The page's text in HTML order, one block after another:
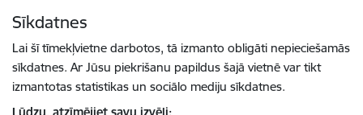
Sīkdatnes
Lai šī tīmekļvietne darbotos, tā izmanto obligāti nepieciešamās
sīkdatnes. Ar Jūsu piekrišanu papildus šajā vietnē var tikt
izmantotas statistikas un sociālo mediju sīkdatnes.